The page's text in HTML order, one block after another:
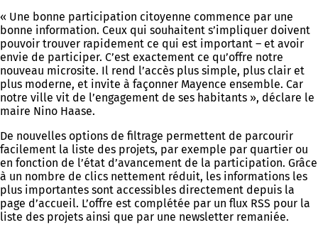
« Une bonne participation citoyenne commence par une
bonne information. Ceux qui souhaitent s’impliquer doivent
pouvoir trouver rapidement ce qui est important – et avoir
envie de participer. C’est exactement ce qu’offre notre
nouveau microsite. Il rend l’accès plus simple, plus clair et
plus moderne, et invite à façonner Mayence ensemble. Car
notre ville vit de l’engagement de ses habitants », déclare le
maire Nino Haase.
De nouvelles options de filtrage permettent de parcourir
facilement la liste des projets, par exemple par quartier ou
en fonction de l’état d’avancement de la participation. Grâce
à un nombre de clics nettement réduit, les informations les
plus importantes sont accessibles directement depuis la
page d’accueil. L’offre est complétée par un flux RSS pour la
liste des projets ainsi que par une newsletter remaniée.